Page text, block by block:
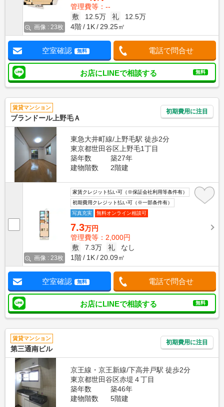
画像 : 23枚
管理費等：--
敷
12.5万 礼
12.5万
4階
1K 29.25㎡
空室確認 無料 電話で問合せ
お店にLINEで相談する 無料
賃貸マンション
ブランドール上野毛Ａ
初期費用に注目
東急大井町線/上野毛駅 徒歩2分
東京都世田谷区上野毛1丁目
築年数
築27年
建物階数
2階建
画像 : 23枚
家賃クレジット払い可（※保証会社利用等条件有）
初期費用クレジット払い可（※一部条件有）
写真充実
無料オンライン相談可
7.3万円
管理費等：2,000円
敷
7.3万 礼
なし
1階
1K 20.09㎡
空室確認 無料 電話で問合せ
お店にLINEで相談する 無料
賃貸マンション
第三通南ビル
初期費用に注目
京王線・京王新線/下高井戸駅 徒歩2分
東京都世田谷区赤堤４丁目
築年数
築46年
建物階数
5階建